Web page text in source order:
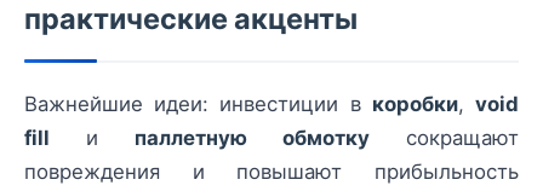
практические акценты
Важнейшие идеи: инвестиции в коробки,void
fill и паллетную обмотку сокращают
повреждения и повышают прибыльность